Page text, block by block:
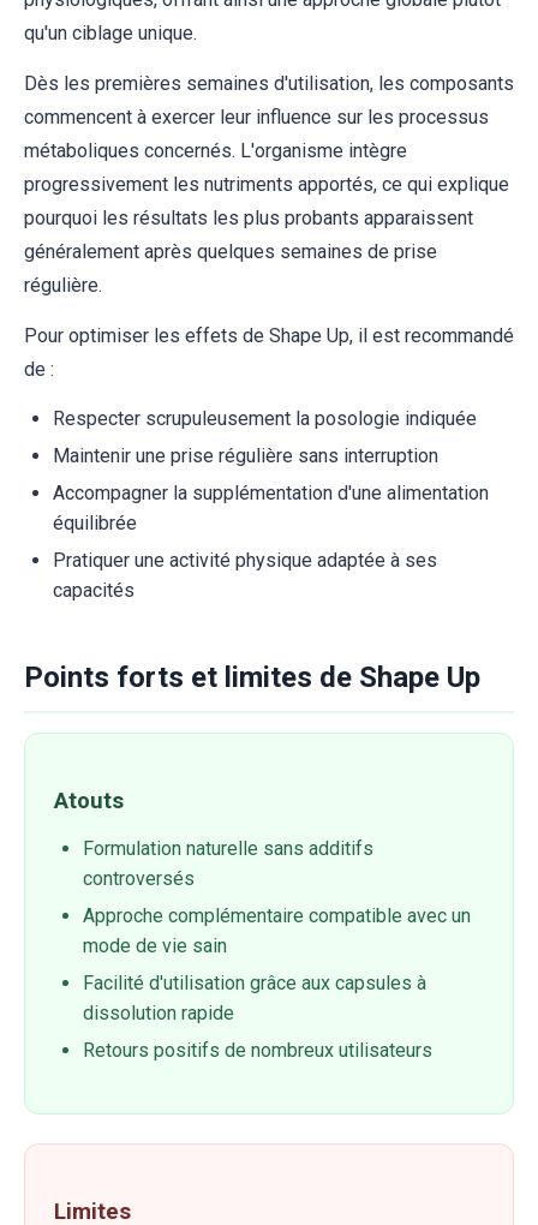
qu'un ciblage unique.
Dès les premières semaines d'utilisation, les composants
commencent à exercer leur influence sur les processus
métaboliques concernés. L'organisme intègre
progressivement les nutriments apportés, ce qui explique
pourquoi les résultats les plus probants apparaissent
généralement après quelques semaines de prise
régulière.
Pour optimiser les effets de Shape Up, il est recommandé
de :
Respecter scrupuleusement la posologie indiquée
Maintenir une prise régulière sans interruption
Accompagner la supplémentation d'une alimentation
équilibrée
Pratiquer une activité physique adaptée à ses
capacités
Points forts et limites de Shape Up
Atouts
Formulation naturelle sans additifs
controversés
Approche complémentaire compatible avec un
mode de vie sain
Facilité d'utilisation grâce aux capsules à
dissolution rapide
Retours positifs de nombreux utilisateurs
Limites